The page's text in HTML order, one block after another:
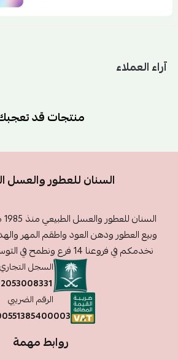
آراء العملاء
منتجات قد
السنان للعطور والعسل
وبيع العطور ودهن العود واطقم المهر
نخدمكم في فروعنا 14 فرع ونطمح في التوسع في جميع المملكة
السجل التجاري
2053008331
الرقم الضريبي
روابط مهمة